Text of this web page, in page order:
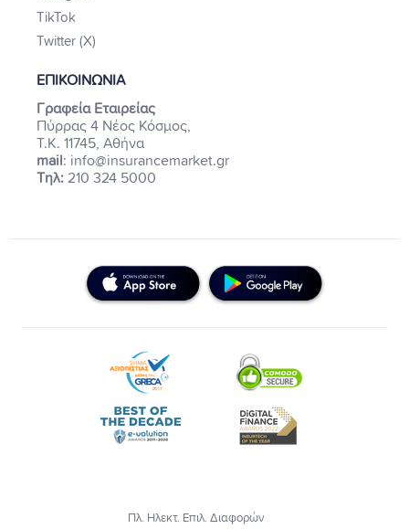
TikTok
Twitter (X)
ΕΠΙΚΟΙΝΩΝΙΑ
Γραφεία Εταιρείας
Πύρρας 4 Νέος Κόσμος,
Τ.Κ. 11745, Αθήνα
mail: info@insurancemarket.gr
Τηλ: 210 324 5000
Πλ. Ηλεκτ. Επιλ. Διαφορών